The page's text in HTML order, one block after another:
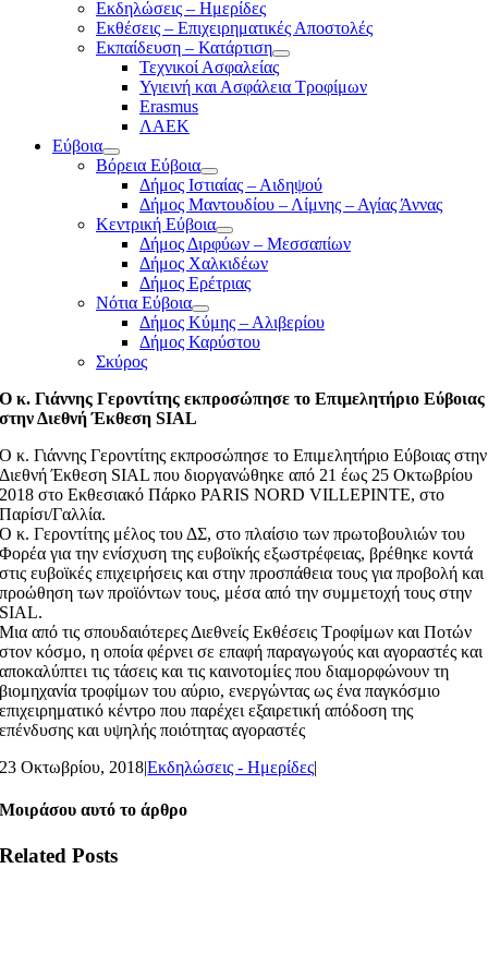
Εκδηλώσεις – Ημερίδες
Εκθέσεις – Επιχειρηματικές Αποστολές
Εκπαίδευση – Κατάρτιση
Τεχνικοί Ασφαλείας
Υγιεινή και Ασφάλεια Τροφίμων
Erasmus
ΛΑΕΚ
Εύβοια
Βόρεια Εύβοια
Δήμος Ιστιαίας – Αιδηψού
Δήμος Μαντουδίου – Λίμνης – Αγίας Άννας
Κεντρική Εύβοια
Δήμος Διρφύων – Μεσσαπίων
Δήμος Χαλκιδέων
Δήμος Ερέτριας
Νότια Εύβοια
Δήμος Κύμης – Αλιβερίου
Δήμος Καρύστου
Σκύρος
Ο κ. Γιάννης Γεροντίτης εκπροσώπησε το Επιμελητήριο Εύβοιας
στην Διεθνή Έκθεση SIAL
Ο κ. Γιάννης Γεροντίτης εκπροσώπησε το Επιμελητήριο Εύβοιας στην
Διεθνή Έκθεση SIAL που διοργανώθηκε από 21 έως 25 Οκτωβρίου
2018 στο Εκθεσιακό Πάρκο PARIS NORD VILLEPINTE, στο
Παρίσι/Γαλλία.
Ο κ. Γεροντίτης μέλος του ΔΣ, στο πλαίσιο των πρωτοβουλιών του
Φορέα για την ενίσχυση της ευβοϊκής εξωστρέφειας, βρέθηκε κοντά
στις ευβοϊκές επιχειρήσεις και στην προσπάθεια τους για προβολή και
προώθηση των προϊόντων τους, μέσα από την συμμετοχή τους στην
SIAL.
Μια από τις σπουδαιότερες Διεθνείς Εκθέσεις Τροφίμων και Ποτών
στον κόσμο, η οποία φέρνει σε επαφή παραγωγούς και αγοραστές και
αποκαλύπτει τις τάσεις και τις καινοτομίες που διαμορφώνουν τη
βιομηχανία τροφίμων του αύριο, ενεργώντας ως ένα παγκόσμιο
επιχειρηματικό κέντρο που παρέχει εξαιρετική απόδοση της
επένδυσης και υψηλής ποιότητας αγοραστές
23 Οκτωβρίου, 2018|Εκδηλώσεις - Ημερίδες|
Μοιράσου αυτό το άρθρο
Related Posts